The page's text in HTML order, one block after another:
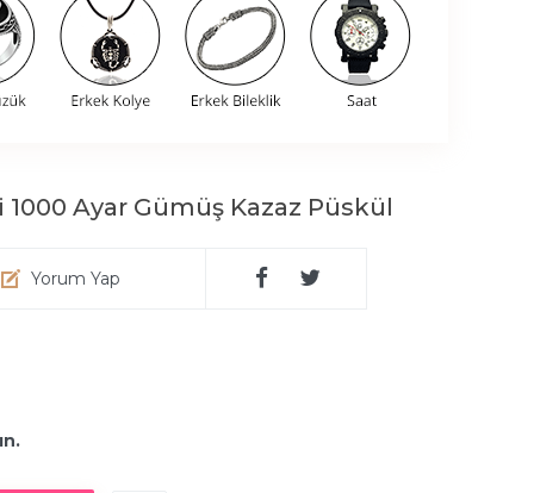
1000 Ayar Gümüş Kazaz Püskül
Yorum Yap